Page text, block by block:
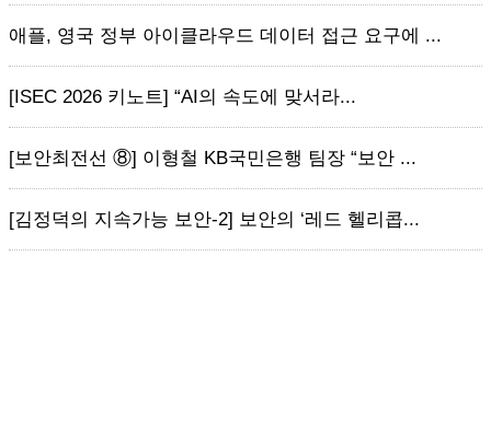
애플, 영국 정부 아이클라우드 데이터 접근 요구에 ...
[ISEC 2026 키노트] “AI의 속도에 맞서라...
[보안최전선 ⑧] 이형철 KB국민은행 팀장 “보안 ...
[김정덕의 지속가능 보안-2] 보안의 ‘레드 헬리콥...